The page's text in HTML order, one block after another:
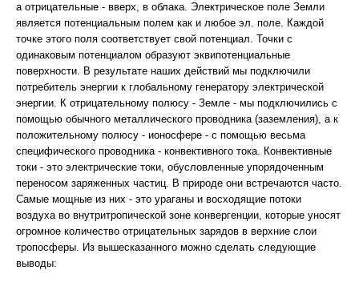
а отрицательные - вверх, в облака. Электрическое поле Земли
является потенциальным полем как и любое эл. поле. Каждой
точке этого поля соответствует свой потенциал. Точки с
одинаковым потенциалом образуют эквипотенциальные
поверхности. В результате наших действий мы подключили
потребитель энергии к глобальному генератору электрической
энергии. К отрицательному полюсу - Земле - мы подключились с
помощью обычного металлического проводника (заземления), а к
положительному полюсу - ионосфере - с помощью весьма
специфического проводника - конвективного тока. Конвективные
токи - это электрические токи, обусловленные упорядоченным
переносом заряженных частиц. В природе они встречаются часто.
Самые мощные из них - это ураганы и восходящие потоки
воздуха во внутритропической зоне конвергенции, которые уносят
огромное количество отрицательных зарядов в верхние слои
тропосферы. Из вышесказанного можно сделать следующие
выводы: